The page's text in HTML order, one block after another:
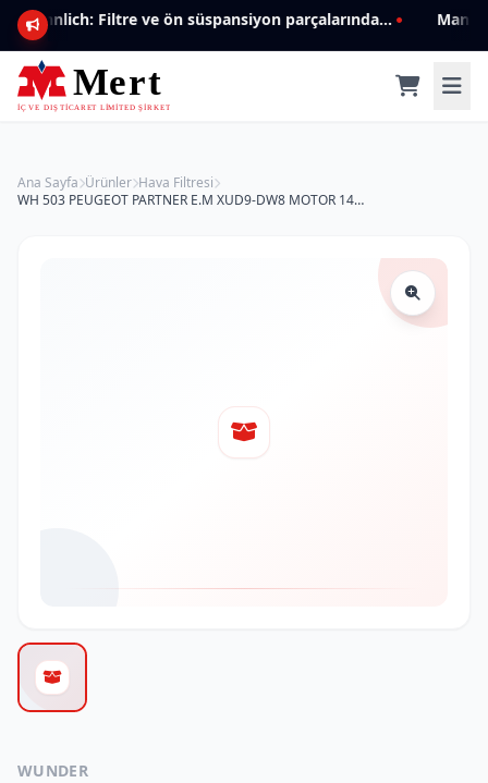
Mannlich: Filtre ve ön süspansiyon parçalarında genişleyen ürün yelpazesiyle kalite ve güven.
Ana Sayfa Ürünler Hava Filtresi
WH 503 PEUGEOT PARTNER E.M XUD9-DW8 MOTOR 1444.84-WH Hava Filtresi
WUNDER